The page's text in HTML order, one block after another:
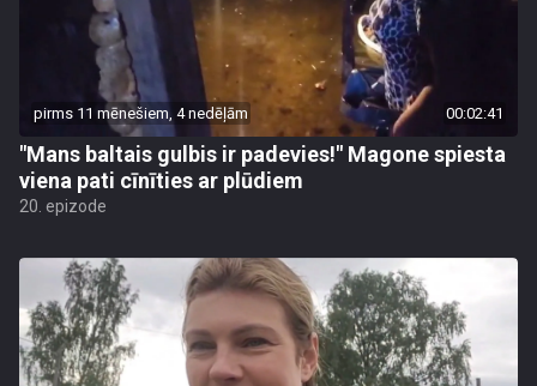
pirms 11 mēnešiem, 4 nedēļām 00:02:41
"Mans baltais gulbis ir padevies!" Magone spiesta
viena pati cīnīties ar plūdiem
20. epizode